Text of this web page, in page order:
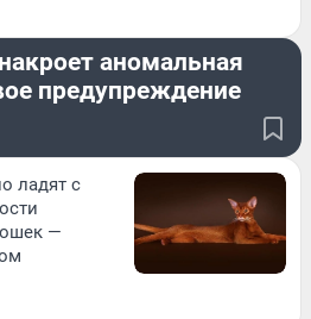
аномальная
предупреждение
ладят с
—